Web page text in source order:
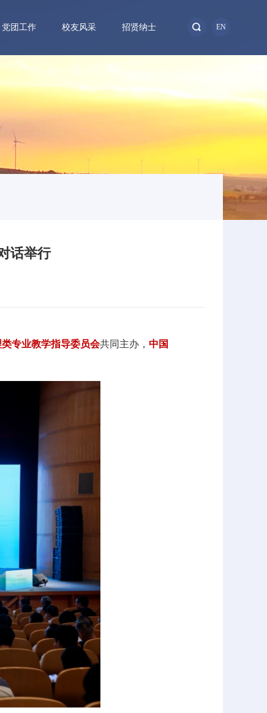
党团工作 校友风采 招贤纳士 EN
话举行
专业教学指导委员会共同主办， 中国